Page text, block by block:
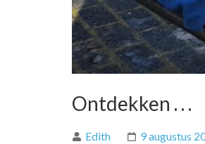
Ontdekken . . .
Edith 9 augustus